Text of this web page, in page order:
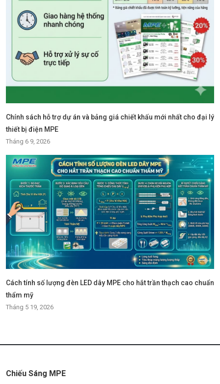
Chính sách hỗ trợ dự án và bảng giá chiết khấu mới nhất cho đại lý
thiết bị điện MPE
Tháng 6 9, 2026
Cách tính số lượng đèn LED dây MPE cho hắt trần thạch cao chuẩn
thẩm mỹ
Tháng 5 19, 2026
Chiếu Sáng MPE